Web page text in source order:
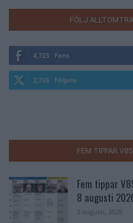
FÖLJ
4,723 Fans
2,726 Följare
FEM TIPPAR V85
Fem tippar
8 augusti
3 augusti, 2026